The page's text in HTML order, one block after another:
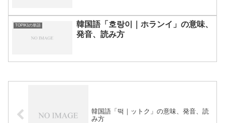
TOPIK1の単語
韓国語「호랑이｜ホランイ」の意味、
発音、読み方
韓国語「떡｜ットク」の意味、発音、読
み方